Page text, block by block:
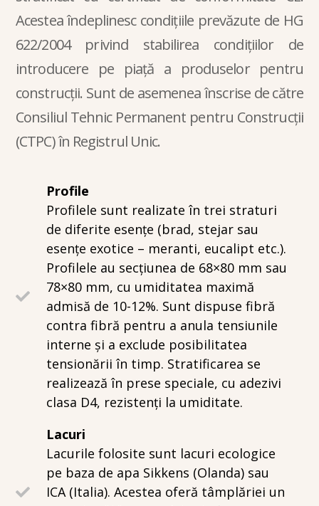
Acestea îndeplinesc condițiile prevăzute de HG
622/2004 privind stabilirea condițiilor de
introducere pe piață a produselor pentru
construcții. Sunt de asemenea înscrise de către
Consiliul Tehnic Permanent pentru Construcții
(CTPC) în Registrul Unic.
Profile
Profilele sunt realizate în trei straturi
de diferite esențe (brad, stejar sau
esențe exotice – meranti, eucalipt etc.).
Profilele au secțiunea de 68×80 mm sau
78×80 mm, cu umiditatea maximă
admisă de 10-12%. Sunt dispuse fibră
contra fibră pentru a anula tensiunile
interne și a exclude posibilitatea
tensionării în timp. Stratificarea se
realizează în prese speciale, cu adezivi
clasa D4, rezistenți la umiditate.
Lacuri
Lacurile folosite sunt lacuri ecologice
pe baza de apa Sikkens (Olanda) sau
ICA (Italia). Acestea oferă tâmplăriei un